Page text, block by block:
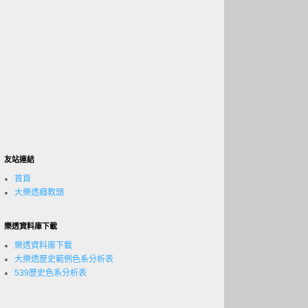
友站連結
首頁
大樂透癮教頭
樂透資料庫下載
樂透資料庫下載
大樂透歷史範例色系分析表
539歷史色系分析表